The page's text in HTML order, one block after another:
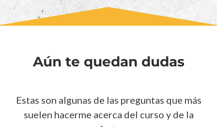
Aún te quedan dudas
Estas son algunas de las preguntas que más
suelen hacerme acerca del curso y de la